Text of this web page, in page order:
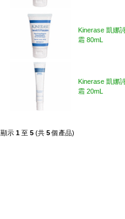
Kinerase 凱娜
霜 80mL
Kinerase 凱娜
霜 20mL
顯示 1 至 5 (共 5個產品)